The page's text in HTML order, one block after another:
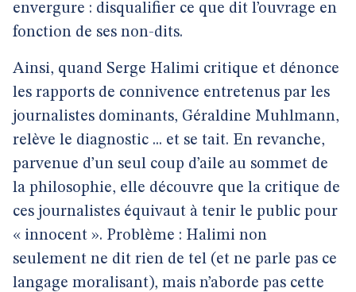
envergure : disqualifier ce que dit l’ouvrage en
fonction de ses non-dits.
Ainsi, quand Serge Halimi critique et dénonce
les rapports de connivence entretenus par les
journalistes dominants, Géraldine Muhlmann,
relève le diagnostic ... et se tait. En revanche,
parvenue d’un seul coup d’aile au sommet de
la philosophie, elle découvre que la critique de
ces journalistes équivaut à tenir le public pour
« innocent ». Problème : Halimi non
seulement ne dit rien de tel (et ne parle pas ce
langage moralisant), mais n’aborde pas cette